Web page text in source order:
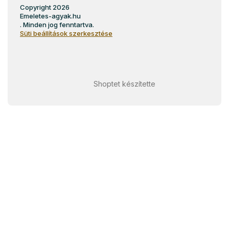
Shoptet készítette
Copyright 2026
Emeletes-agyak.hu
. Minden jog fenntartva.
Süti beállítások szerkesztése